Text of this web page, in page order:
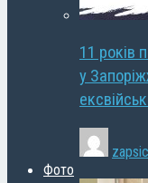
11 років
у
Фото